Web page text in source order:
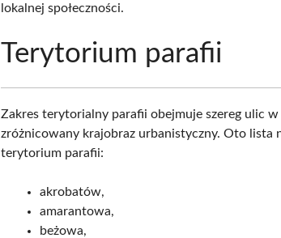
lokalnej społeczności.
Terytorium parafii
Zakres terytorialny parafii obejmuje szereg ulic
zróżnicowany krajobraz urbanistyczny. Oto lista
terytorium parafii:
akrobatów,
amarantowa,
beżowa,